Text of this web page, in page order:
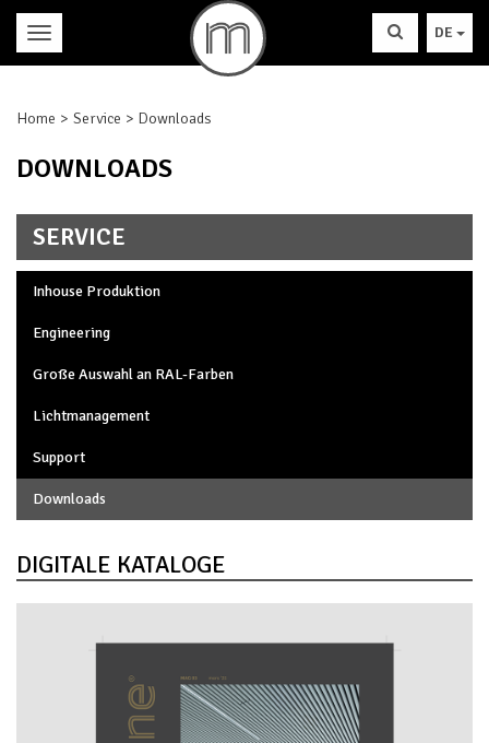
DE
Home Service Downloads
DOWNLOADS
SERVICE
Inhouse Produktion
Engineering
Große Auswahl an RAL-Farben
Lichtmanagement
Support
Downloads
DIGITALE KATALOGE